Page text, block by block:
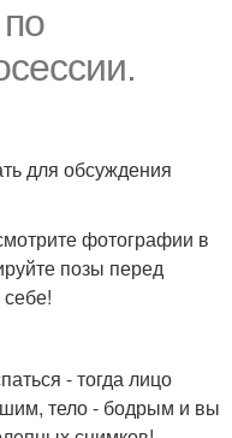
для обсуждения
фотографии в
позы перед
- тогда лицо
тело - бодрым и вы